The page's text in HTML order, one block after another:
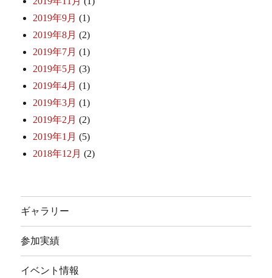
2019年9月 (1)
2019年8月 (2)
2019年7月 (1)
2019年5月 (3)
2019年4月 (1)
2019年3月 (1)
2019年2月 (2)
2019年1月 (5)
2018年12月 (2)
ギャラリー
参加実績
イベント情報